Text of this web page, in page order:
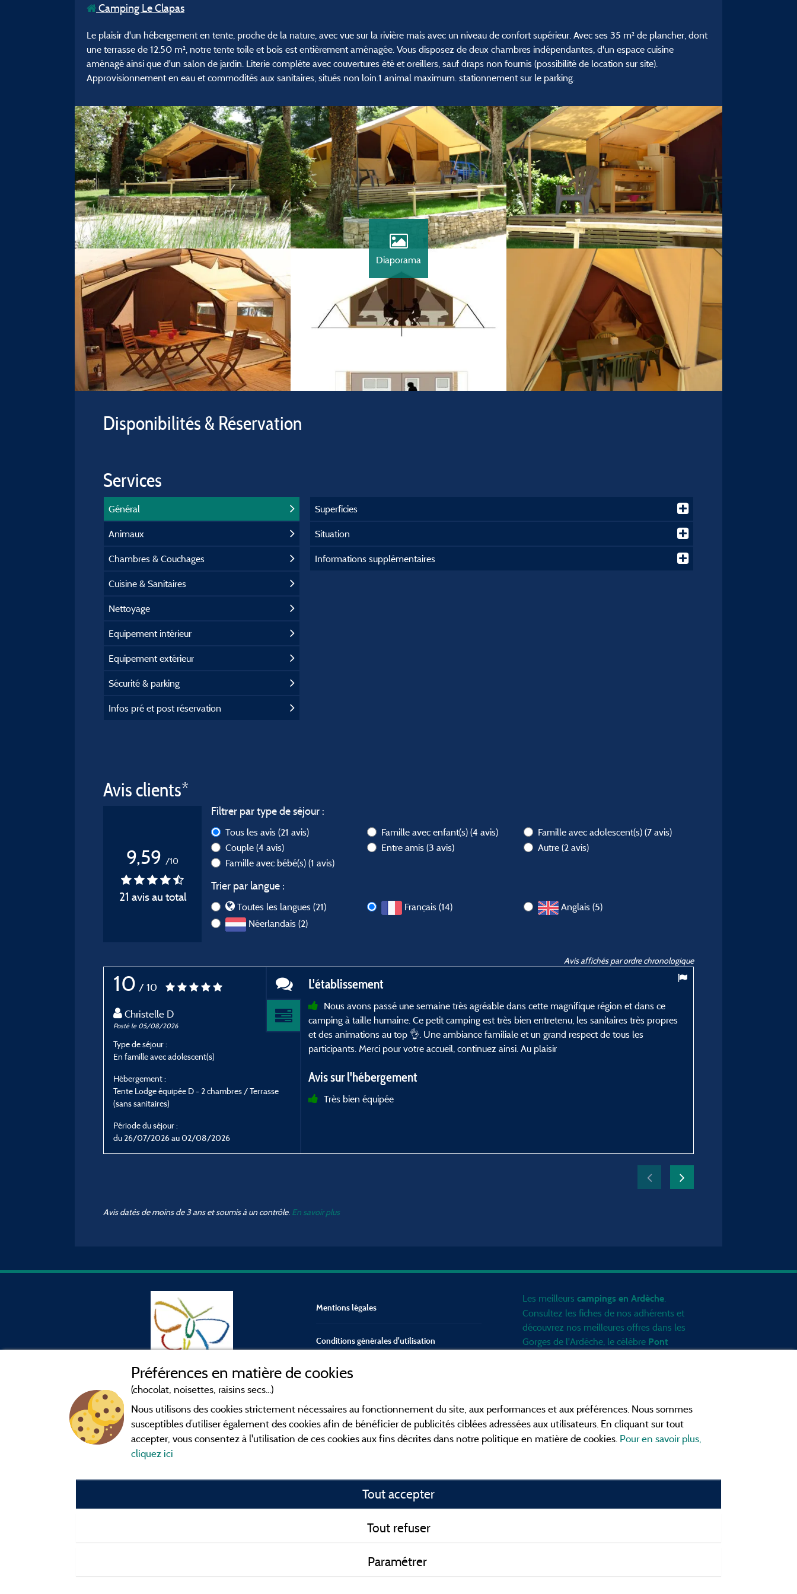
Camping Le Clapas
Le plaisir d'un hébergement en tente, proche de la nature, avec vue sur la rivière mais avec un niveau de confort supérieur. Avec ses 35 m² de plancher, dont
une terrasse de 12.50 m², notre tente toile et bois est entièrement aménagée. Vous disposez de deux chambres indépendantes, d'un espace cuisine
aménagé ainsi que d'un salon de jardin. Literie complète avec couvertures été et oreillers, sauf draps non fournis (possibilité de location sur site).
Approvisionnement en eau et commodités aux sanitaires, situés non loin.1 animal maximum. stationnement sur le parking.
Diaporama
Disponibilités & Réservation
Services
Général
Animaux
Chambres & Couchages
Cuisine & Sanitaires
Nettoyage
Equipement intérieur
Equipement extérieur
Sécurité & parking
Infos pré et post réservation
Superficies
Situation
Informations supplémentaires
Avis clients*
9,59 /10
21 avis au total
Filtrer par type de séjour :
Tous les avis (21 avis) Famille avec enfant(s)(4 avis) Famille avec adolescent(s) (7 avis)
Couple (4 avis) Entre amis(3 avis) Autre (2 avis)
Famille avec bébé(s) (1 avis)
Trier par langue :
Toutes les langues (21) Français (14)
Anglais (5)
Néerlandais (2)
Avis affichés par ordre chronologique
10 / 10
Christelle D
Posté le 05/08/2026
Type de séjour :
En famille avec adolescent(s)
Hébergement :
Tente Lodge équipée D - 2 chambres / Terrasse
(sans sanitaires)
Période du séjour :
du 26/07/2026 au 02/08/2026
L'établissement
Nous avons passé une semaine très agréable dans cette magnifique région et dans ce
camping à taille humaine. Ce petit camping est très bien entretenu, les sanitaires très propres
et des animations au top 👌. Une ambiance familiale et un grand respect de tous les
participants. Merci pour votre accueil, continuez ainsi. Au plaisir
Avis sur l'hébergement
Très bien équipée
Avis datés de moins de 3 ans et soumis à un contrôle. En savoir plus
Mentions légales
Conditions générales d'utilisation
Contact
CGV
Les meilleurscampings en Ardèche.
Consultez les fiches de nos adhérents et
découvrez nos meilleures offres dans les
Gorges de l'Ardèche, le célèbre Pont
pour réserver votre séjour préféré.
Faites vous votre propre idée du
compagnie, sous la tente, encamping car
façon insolite ... Choisissez vos vacances
Préférences en matière de cookies
(chocolat, noisettes, raisins secs...)
Nous utilisons des cookies strictement nécessaires au fonctionnement du site, aux performances et aux préférences. Nous sommes
susceptibles d’utiliser également des cookies afin de bénéficier de publicités ciblées adressées aux utilisateurs. En cliquant sur tout
accepter, vous consentez à l'utilisation de ces cookies aux fins décrites dans notre politique en matière de cookies. Pour en savoir plus,
cliquez ici
Tout accepter
Tout refuser
Paramétrer